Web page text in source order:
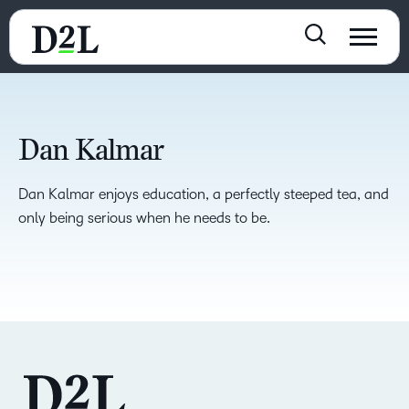
Dan Kalmar
Dan Kalmar enjoys education, a perfectly steeped tea, and
only being serious when he needs to be.